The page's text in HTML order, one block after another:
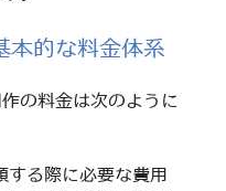
本的な料金体系
の料金は次のように
する際に必要な費用